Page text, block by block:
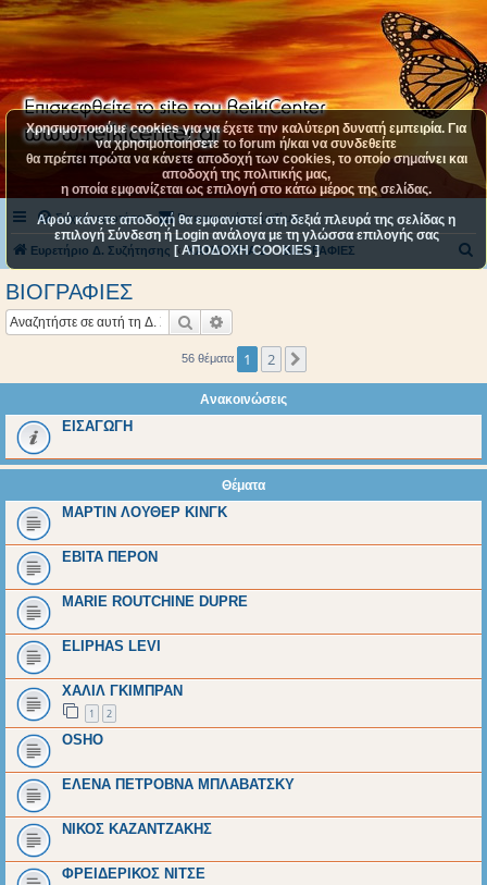
Συχνές ερωτήσεις Επικοινωνήστε μαζί μας
Ευρετήριο Δ. Συζήτησης ΚΑΤΗΓΟΡΙΑ 2 BIOΓΡΑΦΙΕΣ
η
BIOΓΡΑΦΙΕΣ
Αναζήτηση
56 θέματα 1 2
Ανακοινώσεις
ΕΙΣΑΓΩΓΗ
Θέματα
ΜΑΡΤΙΝ ΛΟΥΘΕΡ ΚΙΝΓΚ
ΕΒΙΤΑ ΠΕΡΟΝ
MARIE ROUTCHINE DUPRE
ELIPHAS LEVI
ΧΑΛΙΛ ΓΚΙΜΠΡΑΝ
1 2
ΟSHO
ΕΛΕΝΑ ΠΕΤΡΟΒΝΑ ΜΠΛΑΒΑΤΣΚΥ
ΝΙΚΟΣ ΚΑΖΑΝΤΖΑΚΗΣ
ΦΡΕΙΔΕΡΙΚΟΣ ΝΙΤΣΕ
Χρησιμοποιούμε cookies για να έχετε την καλύτερη δυνατή εμπειρία. Για
να χρησιμοποιήσετε το forum ή/και να συνδεθείτε
θα πρέπει πρώτα να κάνετε αποδοχή των cookies, το οποίο σημαίνει και
αποδοχή της πολιτικής μας,
η οποία εμφανίζεται ως επιλογή στο κάτω μέρος της σελίδας.
Αφού κάνετε αποδοχή θα εμφανιστεί στη δεξιά πλευρά της σελίδας η
επιλογή Σύνδεση ή Login ανάλογα με τη γλώσσα επιλογής σας
[ ΑΠΟΔΟΧΗ COOKIES ]